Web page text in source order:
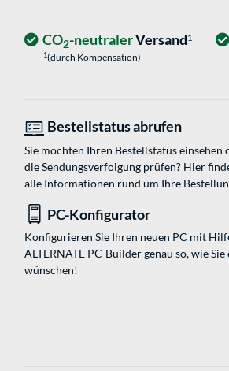
CO2-neutralerVersand1
1(durch Kompensation)
Bestellstatus abrufen
Sie möchten Ihren Bestellstatus einsehen
die Sendungsverfolgung prüfen? Hier
alle Informationen rund um Ihre
PC-Konfigurator
Konfigurieren Sie Ihren neuen PC mit
ALTERNATE PC-Builder genau so, wie Sie
wünschen!